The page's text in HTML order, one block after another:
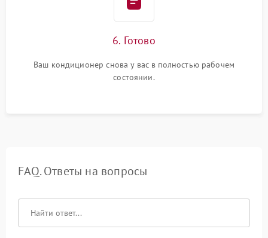
6. Готово
Ваш кондиционер снова у вас в полностью рабочем
состоянии.
FAQ. Ответы на вопросы